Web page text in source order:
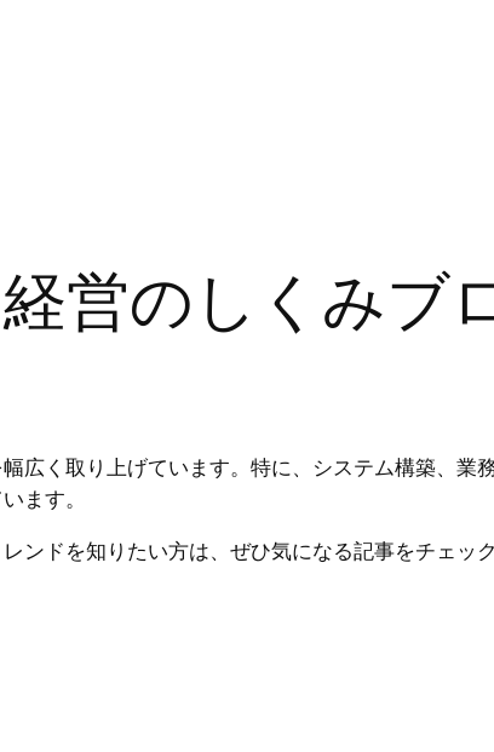
経営のしくみブ
広く取り上げています。特に、システム構築、業
ます。
ンドを知りたい方は、ぜひ気になる記事をチェッ